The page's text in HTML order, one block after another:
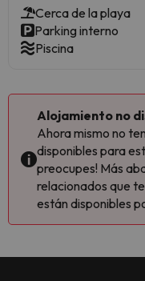
Cerca de la playa
Parking interno
Piscina
Alojamiento no
Ahora mismo no
disponibles para
preocupes! Más
relacionados que
están disponibles